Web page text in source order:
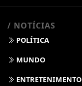
/ NOTÍCIAS
POLÍTICA
MUNDO
ENTRETENIMENTO